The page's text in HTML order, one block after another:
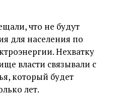
что не будут
для населения по
Нехватку
власти связывали с
который будет
лет.